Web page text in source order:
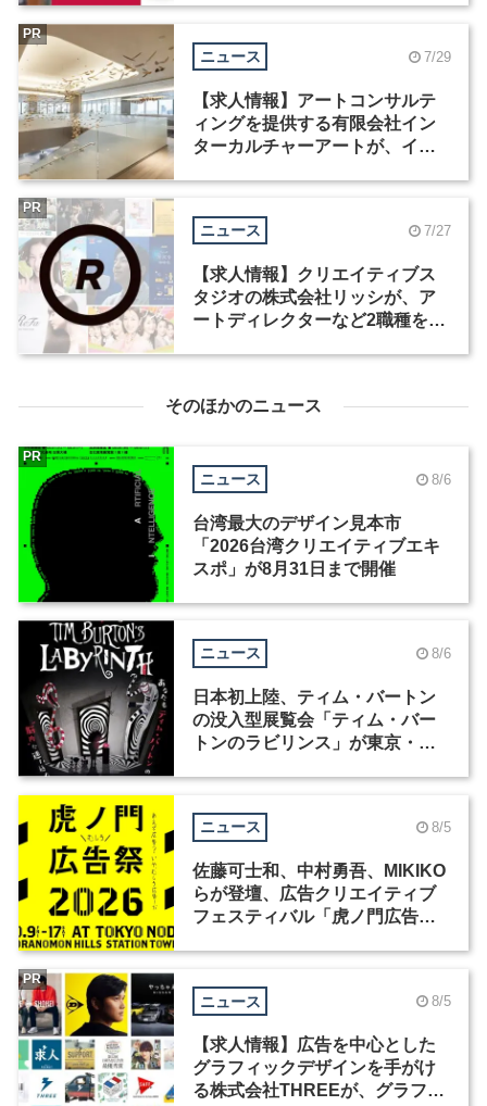
ニュース 7/29
【求人情報】アートコンサルテ
ィングを提供する有限会社イン
ターカルチャーアートが、イン
PR
ニュース 7/27
【求人情報】クリエイティブス
タジオの株式会社リッシが、ア
ートディレクターなど2職種を募
PR
そのほかのニュース
ニュース 8/6
台湾最大のデザイン見本市
「2026台湾クリエイティブエキ
スポ」が8月31日まで開催
PR
ニュース 8/6
日本初上陸、ティム・バートン
の没入型展覧会「ティム・バー
トンのラビリンス」が東京・豊
ニュース 8/5
佐藤可士和、中村勇吾、MIKIKO
らが登壇、広告クリエイティブ
フェスティバル「虎ノ門広告
ニュース 8/5
【求人情報】広告を中心とした
グラフィックデザインを手がけ
る株式会社THREEが、グラフィ
PR